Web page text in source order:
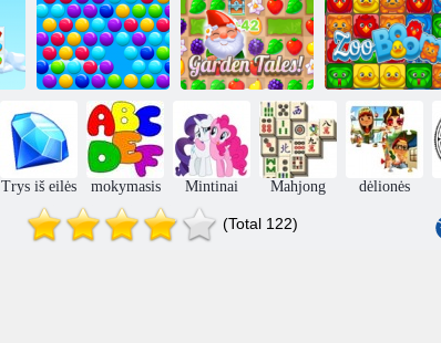
Tentrix „Aqua Blitz“ Domino Classic
Išmanieji
burbulai
Sodo pasakos
Zoologijos sodo
bumas
Trys iš eilės mokymasis Mintinai Mahjong dėlionės
(Total 122)